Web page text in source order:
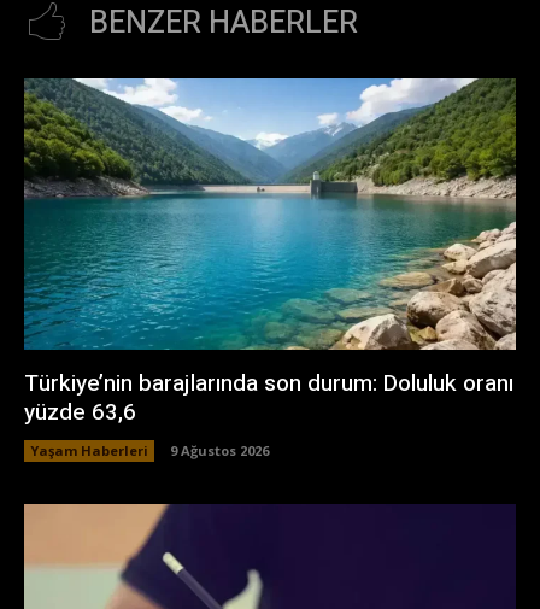
BENZER HABERLER
Türkiye’nin barajlarında son durum: Doluluk oranı
yüzde 63,6
Yaşam Haberleri 9 Ağustos 2026